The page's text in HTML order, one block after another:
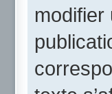
modifier